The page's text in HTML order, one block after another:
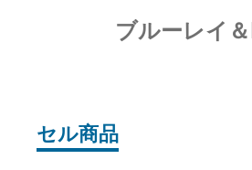
ブルーレイ
セル商品